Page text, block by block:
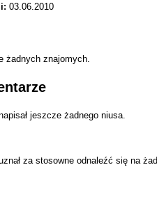
03.06.2010
żadnych znajomych.
jeszcze żadnego niusa.
za stosowne odnaleźć się na